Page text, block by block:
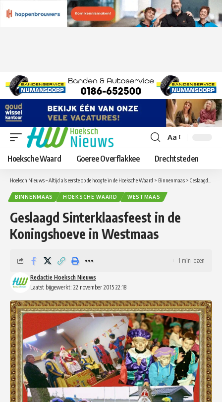
Lettergrootte
aanpassen
Aa
Hoeksche Waard Goeree Overflakkee Drechtsteden
Hoeksch Nieuws – Altijd als eerste op de hoogte in de Hoeksche Waard > Binnenmaas > Geslaagd Sinterklaasfeest in de Koningshoeve in Westmaas
BINNENMAAS HOEKSCHE WAARD WESTMAAS
Geslaagd Sinterklaasfeest in de
Koningshoeve in Westmaas
Laatst bijgewerkt: 22 november 2015 22:18
Redactie Hoeksch Nieuws
1 min lezen